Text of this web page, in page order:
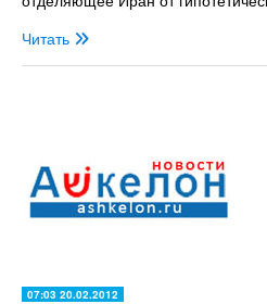
Читать
07:03 20.02.2012